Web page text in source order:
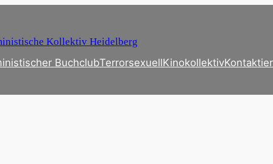
Kollektiv Heidelberg
BuchclubTerrorsexuellKinokollektiv